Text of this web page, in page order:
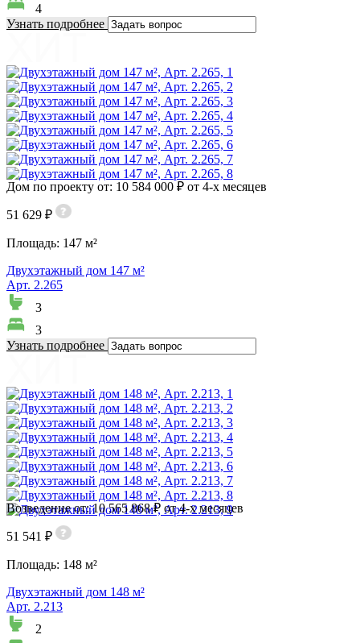
4
Узнать подробнее
Дом по проекту от: 10 584 000 ₽ от 4-х месяцев
51 629 ₽
Площадь: 147 м²
Двухэтажный дом 147 м²
Арт. 2.265
3
3
Узнать подробнее
Возведение от: 10 565 868 ₽ от 4-х месяцев
51 541 ₽
Площадь: 148 м²
Двухэтажный дом 148 м²
Арт. 2.213
2